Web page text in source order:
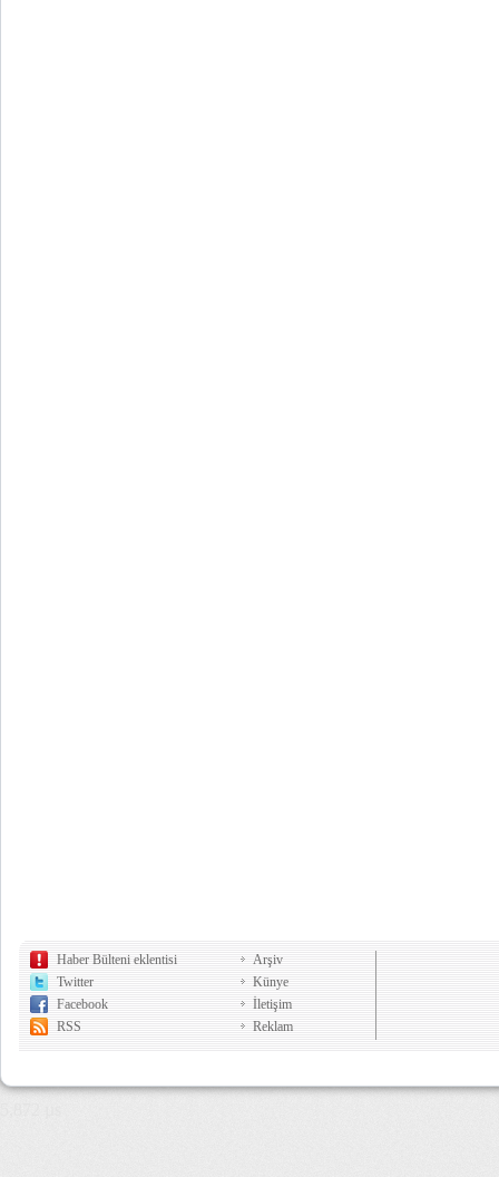
Haber Bülteni eklentisi
Twitter
Facebook
RSS
Arşiv
Künye
İletişim
Reklam